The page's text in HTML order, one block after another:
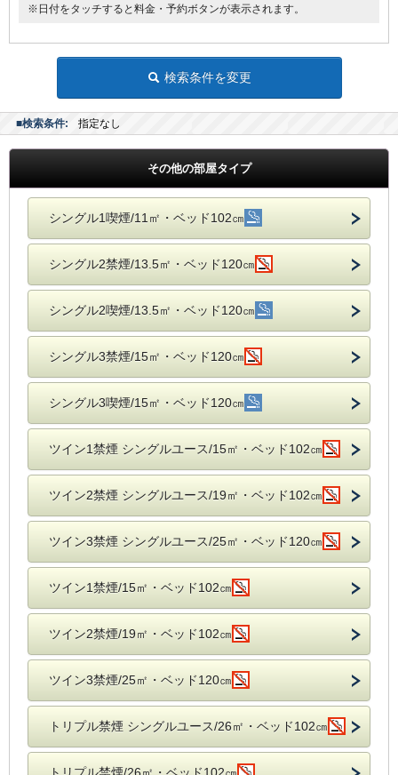
※日付をタッチすると料金・予約ボタンが表示されます。
検索条件を変更
■検索条件: 指定なし
その他の部屋タイプ
シングル1喫煙/11㎡・ベッド102㎝
シングル2禁煙/13.5㎡・ベッド120㎝
シングル2喫煙/13.5㎡・ベッド120㎝
シングル3禁煙/15㎡・ベッド120㎝
シングル3喫煙/15㎡・ベッド120㎝
ツイン1禁煙 シングルユース/15㎡・ベッド102㎝
ツイン2禁煙 シングルユース/19㎡・ベッド102㎝
ツイン3禁煙 シングルユース/25㎡・ベッド120㎝
ツイン1禁煙/15㎡・ベッド102㎝
ツイン2禁煙/19㎡・ベッド102㎝
ツイン3禁煙/25㎡・ベッド120㎝
トリプル禁煙 シングルユース/26㎡・ベッド102㎝